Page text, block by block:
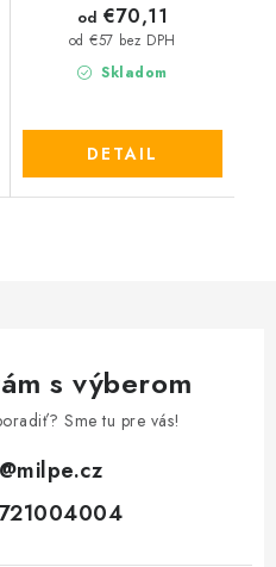
Skladom
od €57 bez DPH
od €70,11
DETAIL
s výberom
Sme tu pre vás!
@milpe.cz